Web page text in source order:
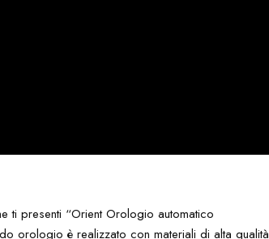
ti presenti “Orient Orologio automatico
orologio è realizzato con materiali di alta qualità